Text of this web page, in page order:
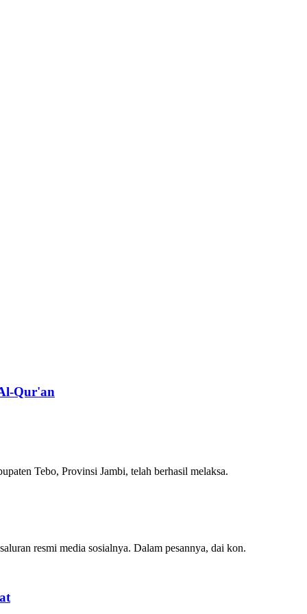
Qur'an
Tebo, Provinsi Jambi, telah berhasil melaksa.
resmi media sosialnya. Dalam pesannya, dai kon.